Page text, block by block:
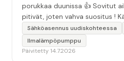
porukkaa duunissa 👍 Sovitut aikataulut asenuksille
pitivät, joten vahva suositus !
seuraavallakin kerralla!”
Sähköasennus uudiskohteessa
Ilmalämpöpumppu
Päivitetty 14.7.2026